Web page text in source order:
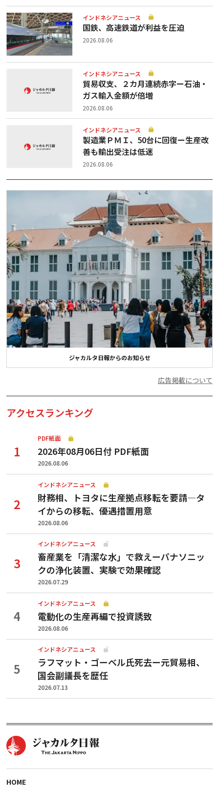
インドネシアニュース
国鉄、高速鉄道が利益を圧迫
2026.08.06
インドネシアニュース
貿易収支、２カ月連続赤字ー石油・
ガス輸入金額が倍増
2026.08.06
インドネシアニュース
製造業ＰＭＩ、50台に回復ー生産改
善も輸出受注は低迷
2026.08.06
ジャカルタ日報からのお知らせ
広告掲載について
アクセスランキング
PDF紙面
2026年08月06日付 PDF紙面
2026.08.06
インドネシアニュース
財務相、トヨタに生産拠点移転を要請—タ
イからの移転、優遇措置用意
2026.08.06
インドネシアニュース
畜産業を「清潔な水」で救えーパナソニッ
クの浄化装置、実験で効果確認
2026.07.29
インドネシアニュース
電動化の生産再編で投資誘致
2026.08.06
インドネシアニュース
ラフマット・ゴーベル氏死去ー元貿易相、
国会副議長を歴任
2026.07.13
HOME